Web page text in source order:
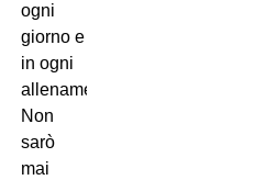
ogni
giorno e
in ogni
allenamento.
Non
sarò
mai